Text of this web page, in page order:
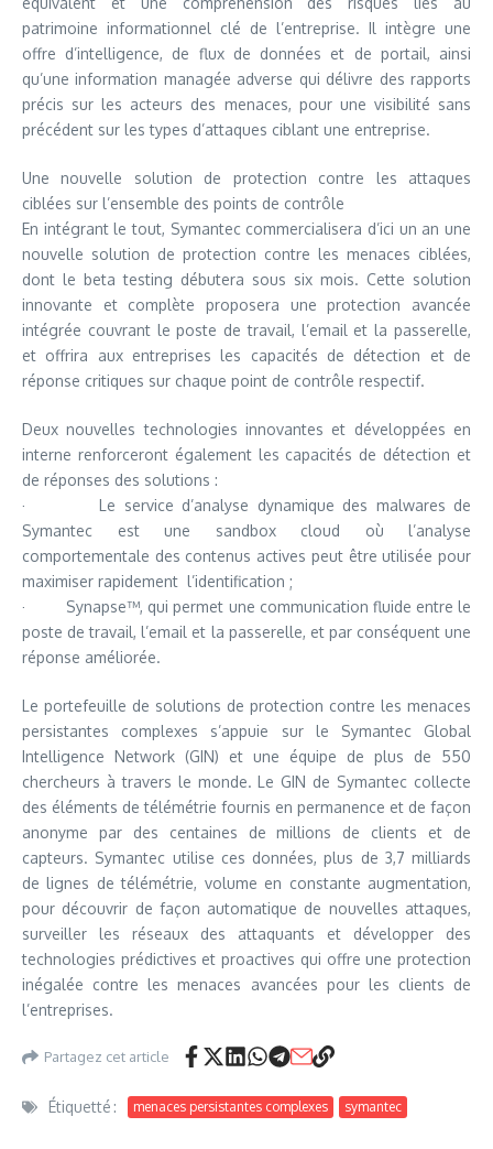
patrimoine informationnel clé de l’entreprise. Il intègre une
offre d’intelligence, de flux de données et de portail, ainsi
qu’une information managée adverse qui délivre des rapports
précis sur les acteurs des menaces, pour une visibilité sans
précédent sur les types d’attaques ciblant une entreprise.
Une nouvelle solution de protection contre les attaques
ciblées sur l’ensemble des points de contrôle
En intégrant le tout, Symantec commercialisera d’ici un an une
nouvelle solution de protection contre les menaces ciblées,
dont le beta testing débutera sous six mois. Cette solution
innovante et complète proposera une protection avancée
intégrée couvrant le poste de travail, l’email et la passerelle,
et offrira aux entreprises les capacités de détection et de
réponse critiques sur chaque point de contrôle respectif.
Deux nouvelles technologies innovantes et développées en
interne renforceront également les capacités de détection et
de réponses des solutions :
· Le service d’analyse dynamique des malwares de
Symantec est une sandbox cloud où l’analyse
comportementale des contenus actives peut être utilisée pour
maximiser rapidement l’identification ;
· Synapse™, qui permet une communication fluide entre le
poste de travail, l’email et la passerelle, et par conséquent une
réponse améliorée.
Le portefeuille de solutions de protection contre les menaces
persistantes complexes s’appuie sur le Symantec Global
Intelligence Network (GIN) et une équipe de plus de 550
chercheurs à travers le monde. Le GIN de Symantec collecte
des éléments de télémétrie fournis en permanence et de façon
anonyme par des centaines de millions de clients et de
capteurs. Symantec utilise ces données, plus de 3,7 milliards
de lignes de télémétrie, volume en constante augmentation,
pour découvrir de façon automatique de nouvelles attaques,
surveiller les réseaux des attaquants et développer des
technologies prédictives et proactives qui offre une protection
inégalée contre les menaces avancées pour les clients de
l’entreprises.
Partagez cet article
Étiquetté : menaces persistantes complexes symantec